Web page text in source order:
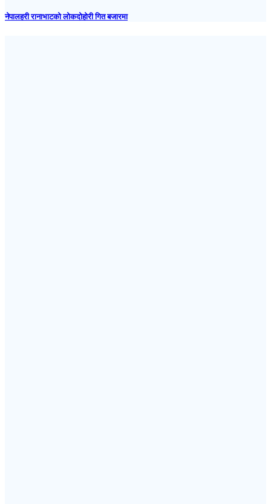
नेपालहरी रानाभाटको लोकदोहोरी गित बजारमा